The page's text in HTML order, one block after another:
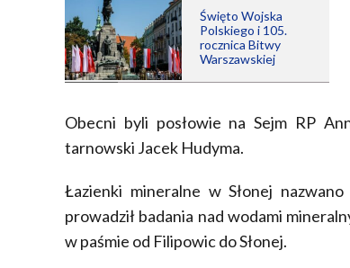
Święto Wojska
Polskiego i 105.
rocznica Bitwy
Warszawskiej
Obecni byli posłowie na Sejm RP
tarnowski Jacek Hudyma.
Łazienki mineralne w Słonej
prowadził badania nad wodami
w paśmie od Filipowic do Słonej.